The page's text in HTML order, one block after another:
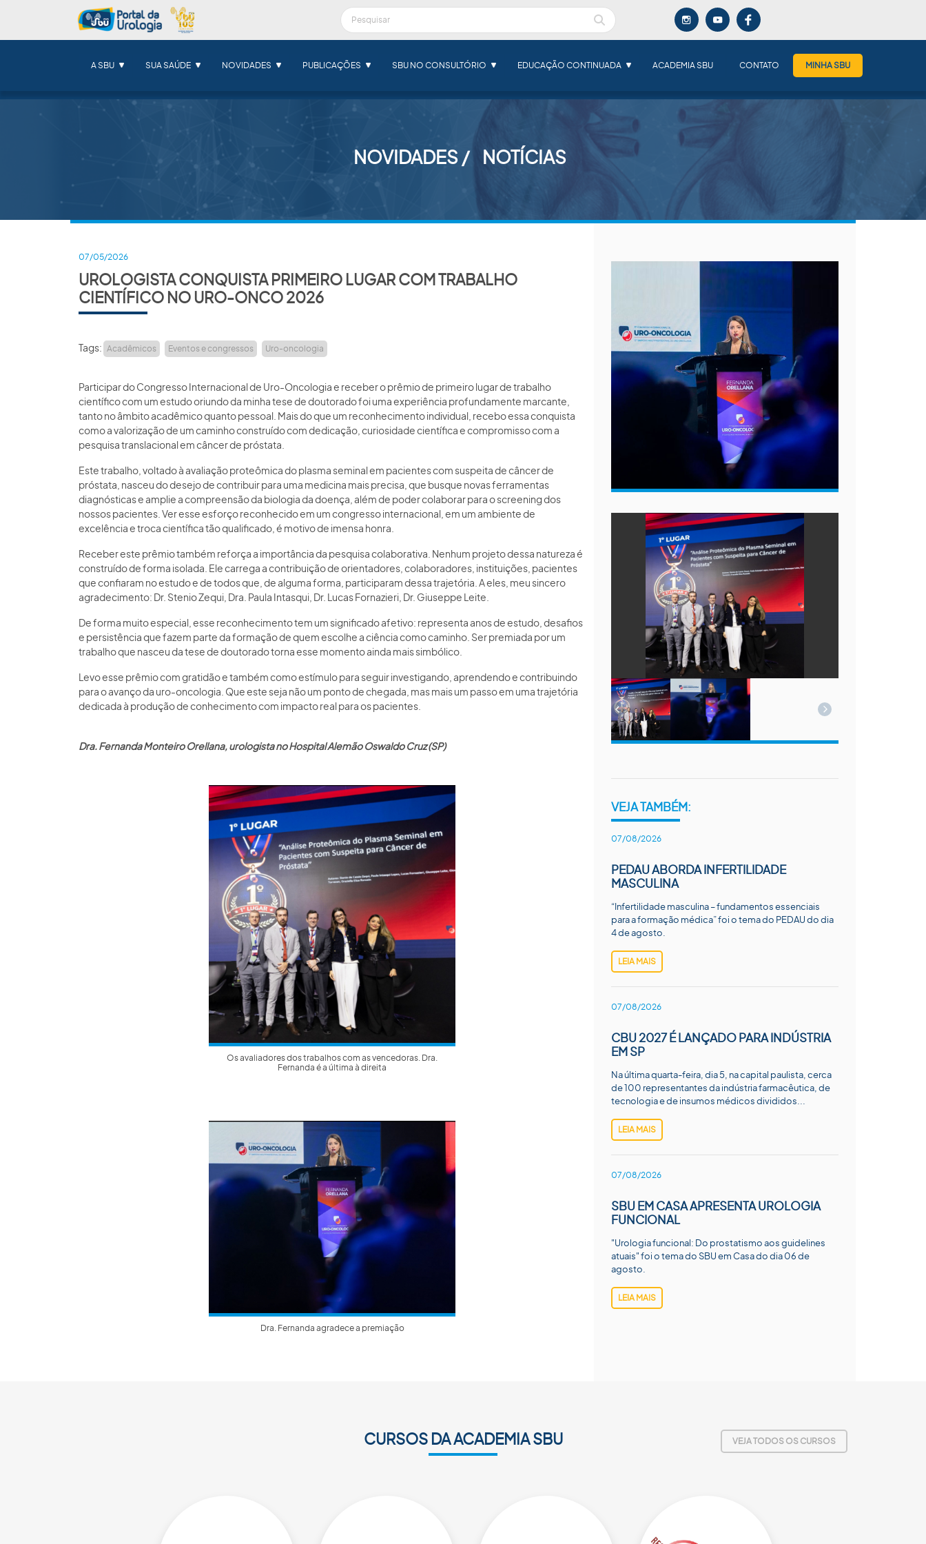
A SBU SUA SAÚDE NOVIDADES PUBLICAÇÕES SBU NO CONSULTÓRIO EDUCAÇÃO CONTINUADA ACADEMIA SBU CONTATO MINHA SBU
NOVIDADES NOTÍCIAS
07/05/2026
UROLOGISTA CONQUISTA PRIMEIRO LUGAR COM TRABALHO
CIENTÍFICO NO URO-ONCO 2026
Tags: Acadêmicos Eventos e congressos Uro-oncologia
Participar do Congresso Internacional de Uro-Oncologia e receber o prêmio de primeiro lugar de trabalho
científico com um estudo oriundo da minha tese de doutorado foi uma experiência profundamente marcante,
tanto no âmbito acadêmico quanto pessoal. Mais do que um reconhecimento individual, recebo essa conquista
como a valorização de um caminho construído com dedicação, curiosidade científica e compromisso com a
pesquisa translacional em câncer de próstata.
Este trabalho, voltado à avaliação proteômica do plasma seminal em pacientes com suspeita de câncer de
próstata, nasceu do desejo de contribuir para uma medicina mais precisa, que busque novas ferramentas
diagnósticas e amplie a compreensão da biologia da doença, além de poder colaborar para o screening dos
nossos pacientes. Ver esse esforço reconhecido em um congresso internacional, em um ambiente de
excelência e troca científica tão qualificado, é motivo de imensa honra.
Receber este prêmio também reforça a importância da pesquisa colaborativa. Nenhum projeto dessa natureza é
construído de forma isolada. Ele carrega a contribuição de orientadores, colaboradores, instituições, pacientes
que confiaram no estudo e de todos que, de alguma forma, participaram dessa trajetória. A eles, meu sincero
agradecimento: Dr. Stenio Zequi, Dra. Paula Intasqui, Dr. Lucas Fornazieri, Dr. Giuseppe Leite.
De forma muito especial, esse reconhecimento tem um significado afetivo: representa anos de estudo, desafios
e persistência que fazem parte da formação de quem escolhe a ciência como caminho. Ser premiada por um
trabalho que nasceu da tese de doutorado torna esse momento ainda mais simbólico.
Levo esse prêmio com gratidão e também como estímulo para seguir investigando, aprendendo e contribuindo
para o avanço da uro-oncologia. Que este seja não um ponto de chegada, mas mais um passo em uma trajetória
dedicada à produção de conhecimento com impacto real para os pacientes.
Dra. Fernanda Monteiro Orellana, urologista no Hospital Alemão Oswaldo Cruz (SP)
Os avaliadores dos trabalhos com as vencedoras. Dra.
Fernanda é a última à direita
Dra. Fernanda agradece a premiação
VEJA TAMBÉM:
07/08/2026
PEDAU ABORDA INFERTILIDADE
MASCULINA
“Infertilidade masculina – fundamentos essenciais
para a formação médica” foi o tema do PEDAU do dia
4 de agosto.
LEIA MAIS
07/08/2026
CBU 2027 É LANÇADO PARA INDÚSTRIA
EM SP
Na última quarta-feira, dia 5, na capital paulista, cerca
de 100 representantes da indústria farmacêutica, de
tecnologia e de insumos médicos divididos...
LEIA MAIS
07/08/2026
SBU EM CASA APRESENTA UROLOGIA
FUNCIONAL
"Urologia funcional: Do prostatismo aos guidelines
atuais" foi o tema do SBU em Casa do dia 06 de
agosto.
LEIA MAIS
CURSOS DA ACADEMIA SBU VEJA TODOS OS CURSOS